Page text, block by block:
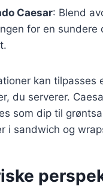
Caesar: Blend
for en sundere
kan tilpasses
du serverer.
som dip til
i sandwich og